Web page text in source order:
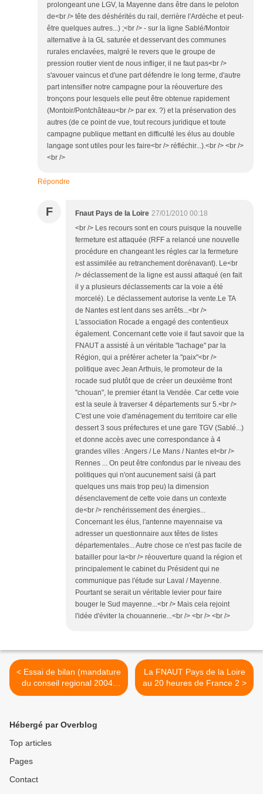
prolongeant une LGV, la Mayenne dans être dans le peloton
de<br /> tête des déshérités du rail, derrière l'Ardèche et peut-
être quelques autres...) ;<br /> - sur la ligne Sablé/Montoir
alternative à la GL saturée et desservant des communes
rurales enclavées, malgré le revers que le groupe de
pression routier vient de nous infliger, il ne faut pas<br />
s'avouer vaincus et d'une part défendre le long terme, d'autre
part intensifier notre campagne pour la réouverture des
tronçons pour lesquels elle peut être obtenue rapidement
(Montoir/Pontchâteau<br /> par ex. ?) et la préservation des
autres (de ce point de vue, tout recours juridique et toute
campagne publique mettant en difficulté les élus au double
langage sont utiles pour les faire<br /> réfléchir...).<br /> <br />
<br />
Répondre
F Fnaut Pays de la Loire 27/01/2010 00:18
<br /> Les recours sont en cours puisque la nouvelle
fermeture est attaquée (RFF a relancé une nouvelle
procédure en changeant les régles car la fermeture
est assimilée au retranchement dorénavant). Le<br
/> déclassement de la ligne est aussi attaqué (en fait
il y a plusieurs déclassements car la voie a été
morcelé). Le déclassement autorise la vente.Le TA
de Nantes est lent dans ses arrêts...<br />
L'association Rocade a engagé des contentieux
également. Concernant cette voie il faut savoir que la
FNAUT a assisté à un véritable "lachage" par la
Région, qui a préférer acheter la "paix"<br />
politique avec Jean Arthuis, le promoteur de la
rocade sud plutôt que de créer un deuxième front
"chouan", le premier étant la Vendée. Car cette voie
est la seule à traverser 4 départements sur 5.<br />
C'est une voie d'aménagement du territoire car elle
dessert 3 sous préfectures et une gare TGV (Sablé...)
et donne accès avec une correspondance à 4
grandes villes : Angers / Le Mans / Nantes et<br />
Rennes ... On peut être confondus par le niveau des
politiques qui n'ont aucunement saisi (à part
quelques uns mais trop peu) la dimension
désenclavement de cette voie dans un contexte
de<br /> renchérissement des énergies...
Concernant les élus, l'antenne mayennaise va
adresser un questionnaire aux têtes de listes
départementales... Autre chose ce n'est pas facile de
batailler pour la<br /> réouverture quand la région et
principalement le cabinet du Président qui ne
communique pas l'étude sur Laval / Mayenne.
Pourtant se serait un véritable levier pour faire
bouger le Sud mayenne...<br /> Mais cela rejoint
l'idée d'éviter la chouannerie...<br /> <br /> <br />
< Essai de bilan (mandature
du conseil regional 2004-
2006) [4 et fin]
La FNAUT Pays de la Loire
au 20 heures de France 2 >
Hébergé par Overblog
Top articles
Pages
Contact